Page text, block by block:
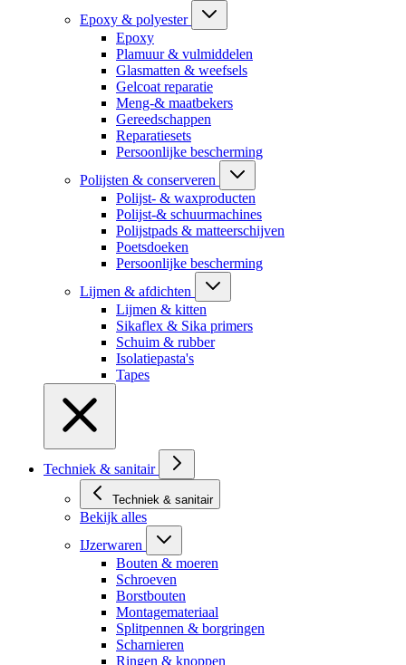
Epoxy & polyester
Epoxy
Plamuur & vulmiddelen
Glasmatten & weefsels
Gelcoat reparatie
Meng-& maatbekers
Gereedschappen
Reparatiesets
Persoonlijke bescherming
Polijsten & conserveren
Polijst- & waxproducten
Polijst-& schuurmachines
Polijstpads & matteerschijven
Poetsdoeken
Persoonlijke bescherming
Lijmen & afdichten
Lijmen & kitten
Sikaflex & Sika primers
Schuim & rubber
Isolatiepasta's
Tapes
Techniek & sanitair
Techniek & sanitair
Bekijk alles
IJzerwaren
Bouten & moeren
Schroeven
Borstbouten
Montagemateriaal
Splitpennen & borgringen
Scharnieren
Ringen & knoppen